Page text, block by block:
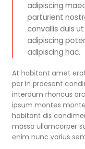
adipiscing
parturient
convallis duis
adipiscing
adipiscing hac.
At habitant amet
per in praesent
interdum rhoncus
ipsum montes
habitant dis
massa ullamcorper
enim nunc varius